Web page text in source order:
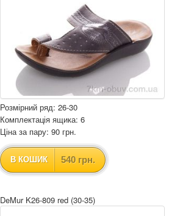
Розмірний ряд: 26-30
Комплектація ящика: 6
Ціна за пару: 90 грн.
В КОШИК 540 грн.
DeMur K26-809 red (30-35)